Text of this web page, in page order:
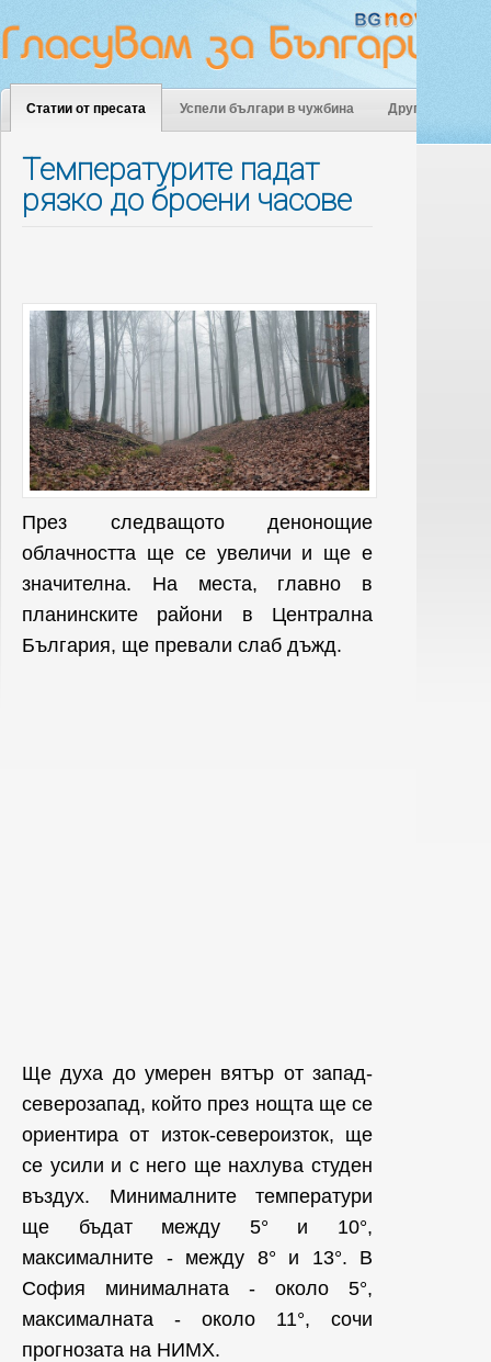
Статии от пресата Успели българи в чужбина Други
Температурите падат
рязко до броени часове
През следващото денонощие
облачността ще се увеличи и ще е
значителна. На места, главно в
планинските райони в Централна
България, ще превали слаб дъжд.
Ще духа до умерен вятър от запад-
северозапад, който през нощта ще се
ориентира от изток-североизток, ще
се усили и с него ще нахлува студен
въздух. Минималните температури
ще бъдат между 5° и 10°,
максималните - между 8° и 13°. В
София минималната - около 5°,
максималната - около 11°, сочи
прогнозата на НИМХ.